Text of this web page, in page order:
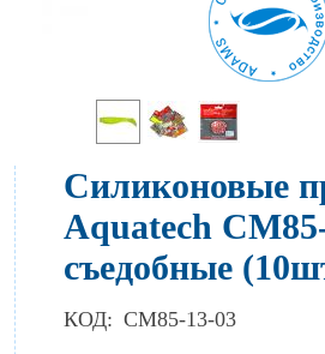
Силиконовые
Aquatech
съедобные
КОД: CM85-13-03